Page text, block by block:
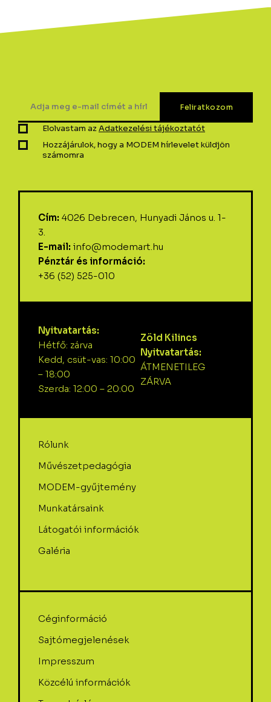
Elolvastam azAdatkezelési tájékoztatót
Hozzájárulok, hogy a MODEM hírlevelet küldjön
számomra
Cím: 4026 Debrecen, Hunyadi János u. 1-
3.
E-mail: info@modemart.hu
Pénztár és információ:
+36 (52) 525-010
Nyitvatartás:
Hétfő: zárva
Kedd, csüt-vas: 10:00
– 18:00
Szerda: 12:00 – 20:00
Zöld Kilincs
Nyitvatartás:
ÁTMENETILEG
ZÁRVA
Rólunk
Művészetpedagógia
MODEM-gyűjtemény
Munkatársaink
Látogatói információk
Galéria
Céginformáció
Sajtómegjelenések
Impresszum
Közcélú információk